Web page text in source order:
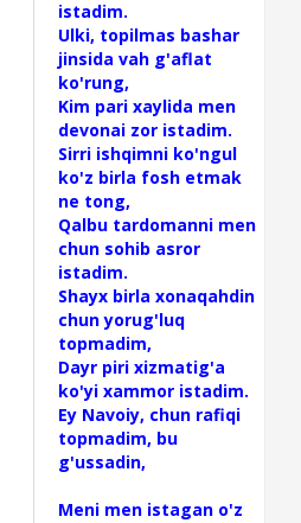
istadim.
Ulki, topilmas bashar
jinsida vah g'aflat
ko'rung,
Kim pari xaylida men
devonai zor istadim.
Sirri ishqimni ko'ngul
ko'z birla fosh etmak
ne tong,
Qalbu tardomanni men
chun sohib asror
istadim.
Shayx birla xonaqahdin
chun yorug'luq
topmadim,
Dayr piri xizmatig'a
ko'yi xammor istadim.
Ey Navoiy, chun rafiqi
topmadim, bu
g'ussadin,
Meni men istagan o'z